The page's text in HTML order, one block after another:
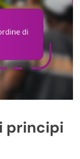
principi